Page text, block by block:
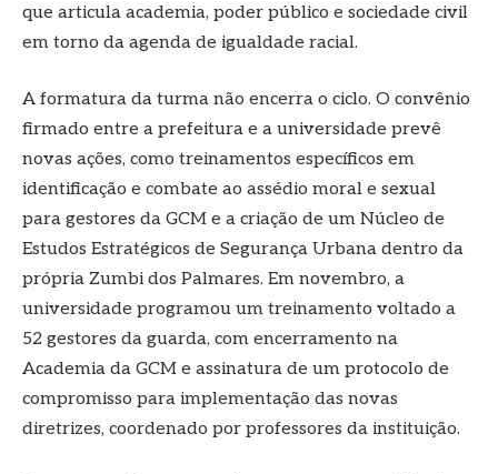
que articula academia, poder público e sociedade civil
em torno da agenda de igualdade racial.
A formatura da turma não encerra o ciclo. O convênio
firmado entre a prefeitura e a universidade prevê
novas ações, como treinamentos específicos em
identificação e combate ao assédio moral e sexual
para gestores da GCM e a criação de um Núcleo de
Estudos Estratégicos de Segurança Urbana dentro da
própria Zumbi dos Palmares. Em novembro, a
universidade programou um treinamento voltado a
52 gestores da guarda, com encerramento na
Academia da GCM e assinatura de um protocolo de
compromisso para implementação das novas
diretrizes, coordenado por professores da instituição.